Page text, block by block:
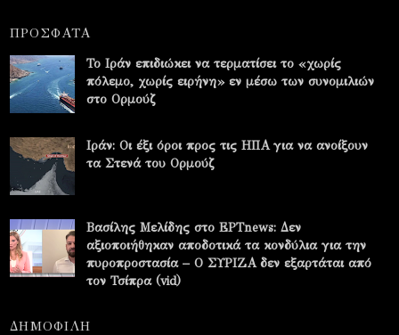
ΠΡΟΣΦΑΤΑ
Το Ιράν επιδιώκει να τερματίσει το «χωρίς
πόλεμο, χωρίς ειρήνη» εν μέσω των συνομιλιών
στο Ορμούζ
Ιράν: Οι έξι όροι προς τις ΗΠΑ για να ανοίξουν
τα Στενά του Ορμούζ
Βασίλης Μελίδης στο ΕΡΤnews: Δεν
αξιοποιήθηκαν αποδοτικά τα κονδύλια για την
πυροπροστασία – Ο ΣΥΡΙΖΑ δεν εξαρτάται από
τον Τσίπρα (vid)
ΔΗΜΟΦΙΛΗ